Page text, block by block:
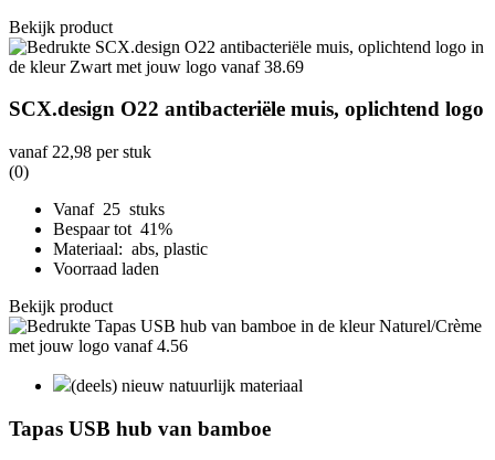
Bekijk product
SCX.design O22 antibacteriële muis, oplichtend logo
vanaf 22,98 per stuk
(0)
Vanaf 25 stuks
Bespaar tot 41%
Materiaal: abs, plastic
Voorraad laden
Bekijk product
(deels) nieuw natuurlijk materiaal
Tapas USB hub van bamboe